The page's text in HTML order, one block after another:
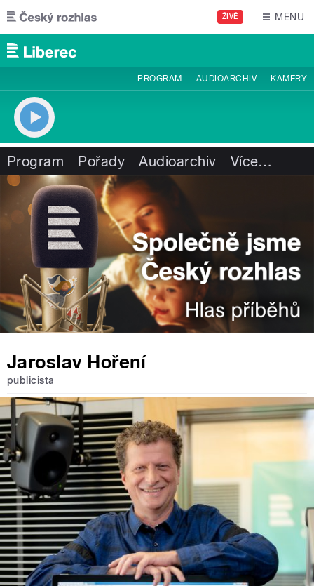
Přejít k hlavnímu obsahu
ŽIVĚ MENU
PROGRAM AUDIOARCHIV KAMERY
Program Pořady Audioarchiv Více…
Jaroslav Hoření
publicista